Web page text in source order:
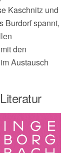
Kaschnitz und
Burdorf spannt,
den
Austausch